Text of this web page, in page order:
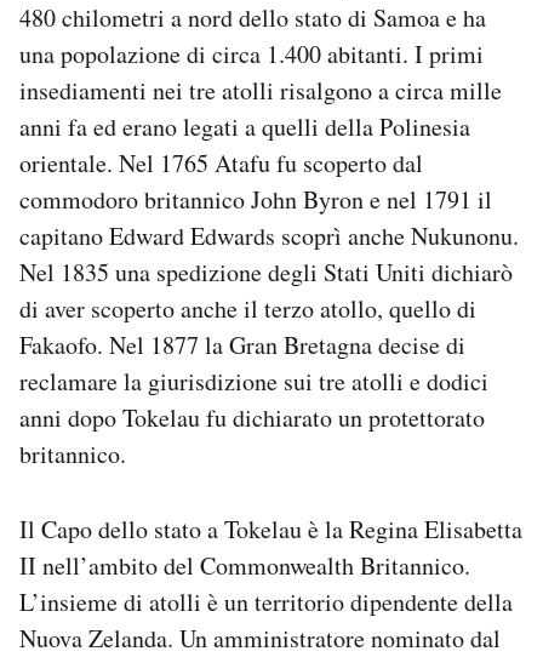
480 chilometri a nord dello stato di Samoa e ha
una popolazione di circa 1.400 abitanti. I primi
insediamenti nei tre atolli risalgono a circa mille
anni fa ed erano legati a quelli della Polinesia
orientale. Nel 1765 Atafu fu scoperto dal
commodoro britannico John Byron e nel 1791 il
capitano Edward Edwards scoprì anche Nukunonu.
Nel 1835 una spedizione degli Stati Uniti dichiarò
di aver scoperto anche il terzo atollo, quello di
Fakaofo. Nel 1877 la Gran Bretagna decise di
reclamare la giurisdizione sui tre atolli e dodici
anni dopo Tokelau fu dichiarato un protettorato
britannico.
Il Capo dello stato a Tokelau è la Regina Elisabetta
II nell’ambito del Commonwealth Britannico.
L’insieme di atolli è un territorio dipendente della
Nuova Zelanda. Un amministratore nominato dal